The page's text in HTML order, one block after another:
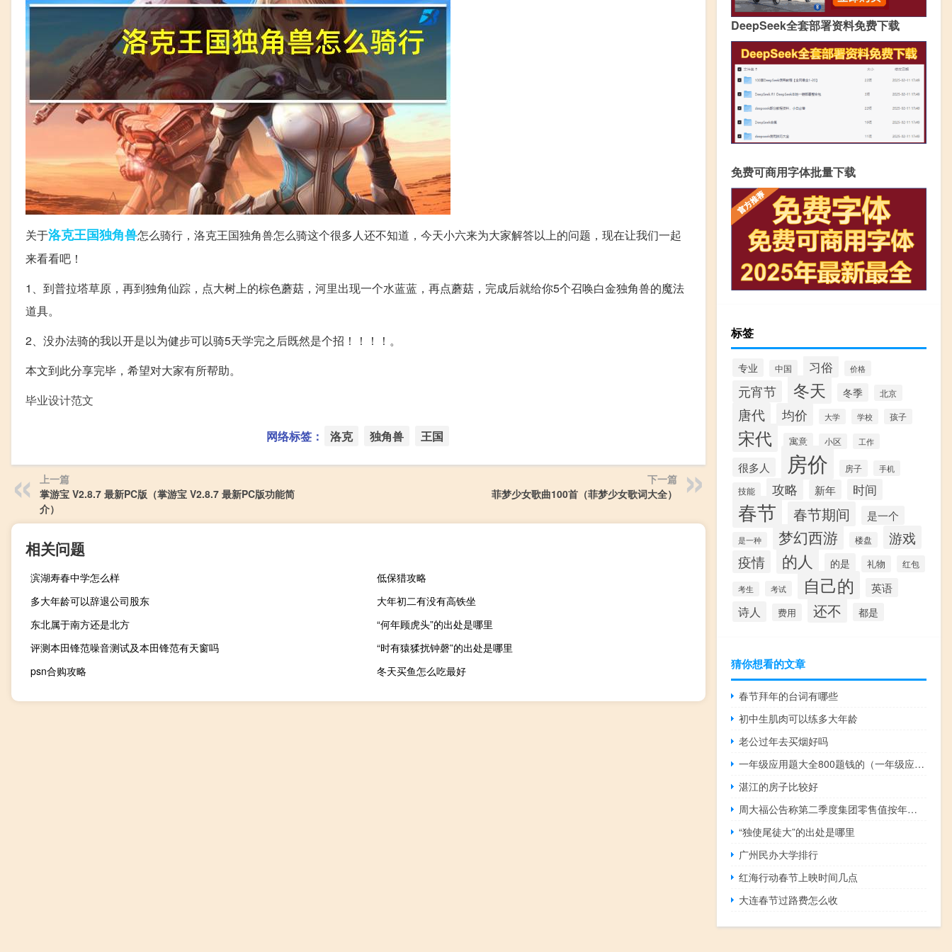
关于洛克王国独角兽怎么骑行，洛克王国独角兽怎么骑这个很多人还不知道，今天小六来为大家解答以上的问题，现在让我们一起
来看看吧！
1、到普拉塔草原，再到独角仙踪，点大树上的棕色蘑菇，河里出现一个水蓝蓝，再点蘑菇，完成后就给你5个召唤白金独角兽的魔法
道具。
2、没办法骑的我以开是以为健步可以骑5天学完之后既然是个招！！！！。
本文到此分享完毕，希望对大家有所帮助。
毕业设计范文
网络标签： 洛克 独角兽 王国
上一篇
掌游宝 V2.8.7 最新PC版（掌游宝 V2.8.7 最新PC版功能简
介）
下一篇
菲梦少女歌曲100首（菲梦少女歌词大全）
相关问题
滨湖寿春中学怎么样
低保猎攻略
多大年龄可以辞退公司股东
大年初二有没有高铁坐
东北属于南方还是北方
“何年顾虎头”的出处是哪里
评测本田锋范噪音测试及本田锋范有天窗吗
“时有猿猱扰钟磬”的出处是哪里
psn合购攻略
冬天买鱼怎么吃最好
DeepSeek全套部署资料免费下载
免费可商用字体批量下载
标签
专业 中国 习俗 价格
元宵节 冬天 冬季 北京
唐代 均价 大学 学校 孩子
宋代 寓意 小区 工作
很多人 房价 房子 手机
技能 攻略 新年 时间
春节 春节期间 是一个
是一种 梦幻西游 楼盘 游戏
疫情 的人 的是 礼物 红包
考生 考试 自己的 英语
诗人 费用 还不 都是
猜你想看的文章
春节拜年的台词有哪些
初中生肌肉可以练多大年龄
老公过年去买烟好吗
一年级应用题大全800题钱的（一年级应用题大全800题）
湛江的房子比较好
周大福公告称第二季度集团零售值按年增长5.8%其中内地及港澳分别增长0.6%和54.1%
“独使尾徒大”的出处是哪里
广州民办大学排行
红海行动春节上映时间几点
大连春节过路费怎么收